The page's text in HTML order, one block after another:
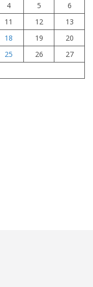
4 5
6
11 12
13
18 19
20
25 26
27